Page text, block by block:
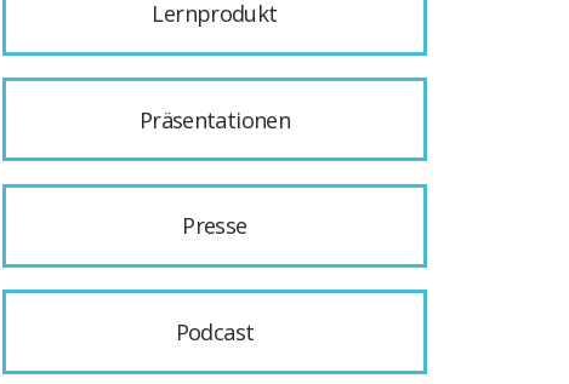
Lernprodukt
Präsentationen
Presse
Podcast